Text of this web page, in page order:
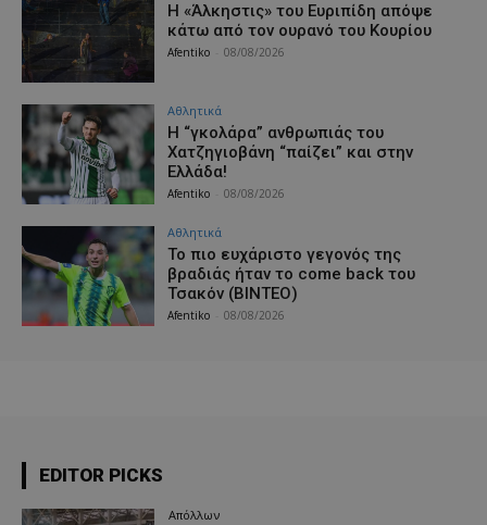
Η «Άλκηστις» του Ευριπίδη απόψε
κάτω από τον ουρανό του Κουρίου
Afentiko 08/08/2026
Αθλητικά
Η “γκολάρα” ανθρωπιάς του
Χατζηγιοβάνη “παίζει” και στην
Ελλάδα!
Afentiko 08/08/2026
Αθλητικά
Το πιο ευχάριστο γεγονός της
βραδιάς ήταν το come back του
Τσακόν (ΒΙΝΤΕΟ)
Afentiko 08/08/2026
EDITOR PICKS
Απόλλων